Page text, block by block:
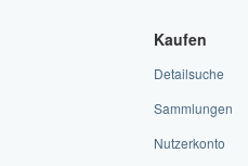
Kaufen
Detailsuche
Sammlungen
Nutzerkonto